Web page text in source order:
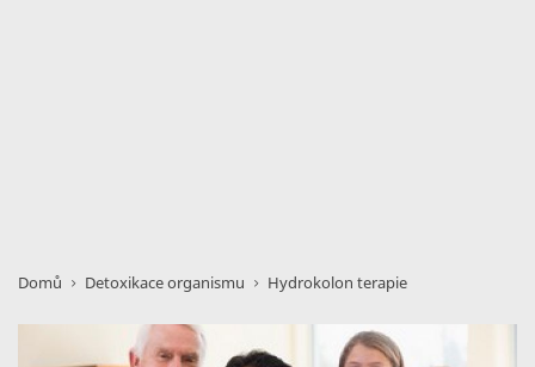
Domů Detoxikace organismu Hydrokolon terapie